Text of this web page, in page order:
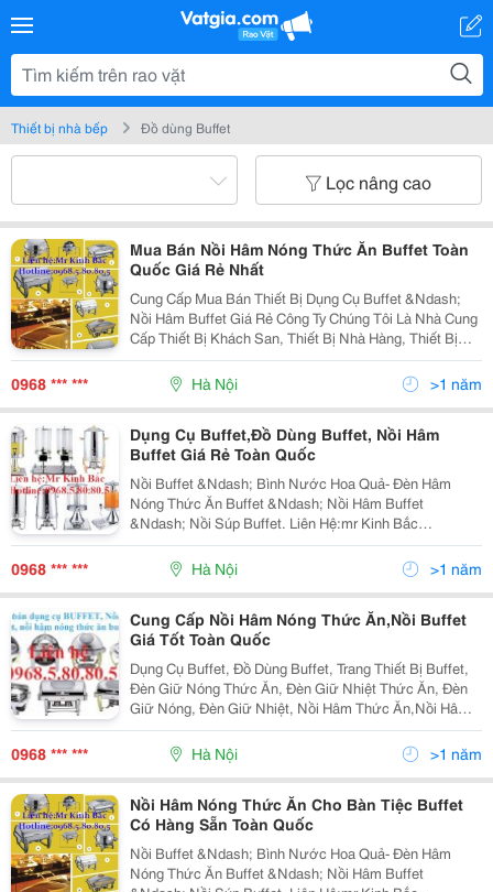
Thiết bị nhà bếp Đồ dùng Buffet
Lọc nâng cao
Mua Bán Nồi Hâm Nóng Thức Ăn Buffet Toàn
Quốc Giá Rẻ Nhất
Cung Cấp Mua Bán Thiết Bị Dụng Cụ Buffet &Ndash;
Nồi Hâm Buffet Giá Rẻ Công Ty Chúng Tôi Là Nhà Cung
Cấp Thiết Bị Khách San, Thiết Bị Nhà Hàng, Thiết Bị
Dụng Cụ Bếp Thiết Bị Dụng Cụ Buffet , Thiết Bị Tiền
Sảnh, Thiết Bị Buồn Phòng, Dụng Cụ Bar...
0968 *** *** Hà Nội >1 năm
Dụng Cụ Buffet,Đồ Dùng Buffet, Nồi Hâm
Buffet Giá Rẻ Toàn Quốc
Nồi Buffet &Ndash; Bình Nước Hoa Quả- Đèn Hâm
Nóng Thức Ăn Buffet &Ndash; Nồi Hâm Buffet
&Ndash; Nồi Súp Buffet. Liên Hệ:mr Kinh Bắc
Hotline:0968.5.80.80.5 Skype:kinhbac_Hfs88
Gmail:kinhbac100188@Gmail.com Công Ty Cp Giả
0968 *** *** Hà Nội >1 năm
Cung Cấp Nồi Hâm Nóng Thức Ăn,Nồi Buffet
Giá Tốt Toàn Quốc
Dụng Cụ Buffet, Đồ Dùng Buffet, Trang Thiết Bị Buffet,
Đèn Giữ Nóng Thức Ăn, Đèn Giữ Nhiệt Thức Ăn, Đèn
Giữ Nóng, Đèn Giữ Nhiệt, Nồi Hâm Thức Ăn,Nồi Hâm
Nóng, Nồi Hâm,Bình Nước Hoa Quả, Bình Đựng Nước
Hoa Quả, Nồi Hâm Buffet, Đèn Giữ Nhiệt Buffet ,Nồ
0968 *** *** Hà Nội >1 năm
Nồi Hâm Nóng Thức Ăn Cho Bàn Tiệc Buffet
Có Hàng Sẵn Toàn Quốc
Nồi Buffet &Ndash; Bình Nước Hoa Quả- Đèn Hâm
Nóng Thức Ăn Buffet &Ndash; Nồi Hâm Buffet